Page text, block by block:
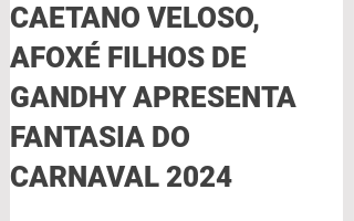
CAETANO VELOSO,
AFOXÉ FILHOS DE
GANDHY APRESENTA
FANTASIA DO
CARNAVAL 2024